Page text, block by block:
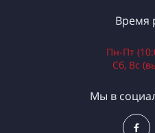
Время
Пн-Пт
Сб, Вс
Мы в